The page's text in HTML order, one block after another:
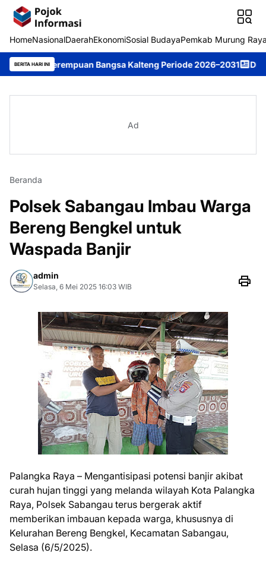
HomeNasionalDaerahEkonomiSosial BudayaPemkab Murung
BERITA HARI INIBangsa Kalteng Periode 2026–2031 DPRD Murung
Ad
Beranda
Polsek Sabangau Imbau Warga
Bereng Bengkel untuk
Waspada Banjir
admin
Selasa, 6 Mei 2025 16:03 WIB
Palangka Raya – Mengantisipasi potensi banjir akibat
curah hujan tinggi yang melanda wilayah Kota Palangka
Raya, Polsek Sabangau terus bergerak aktif
memberikan imbauan kepada warga, khususnya di
Kelurahan Bereng Bengkel, Kecamatan Sabangau,
Selasa (6/5/2025).